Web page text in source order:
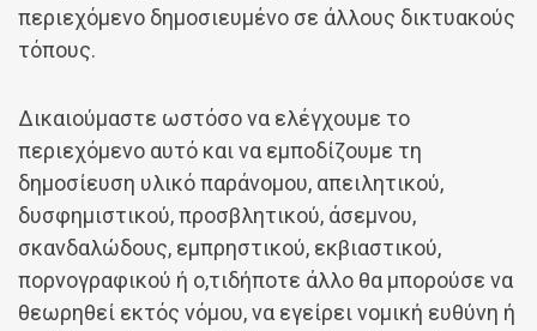
περιεχόμενο δημοσιευμένο σε άλλους δικτυακούς
τόπους.
Δικαιούμαστε ωστόσο να ελέγχουμε το
περιεχόμενο αυτό και να εμποδίζουμε τη
δημοσίευση υλικό παράνομου, απειλητικού,
δυσφημιστικού, προσβλητικού, άσεμνου,
σκανδαλώδους, εμπρηστικού, εκβιαστικού,
πορνογραφικού ή ο,τιδήποτε άλλο θα μπορούσε να
θεωρηθεί εκτός νόμου, να εγείρει νομική ευθύνη ή